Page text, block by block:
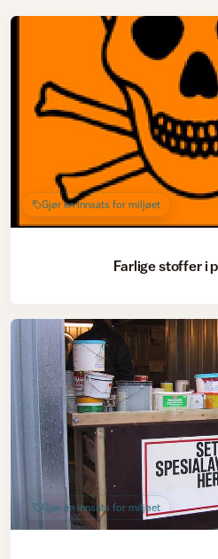
Gjør en innsats for miljøet
Farlige stoffer i
Gjør en innsats for miljøet